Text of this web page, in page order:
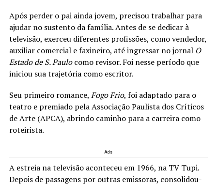
Após perder o pai ainda jovem, precisou trabalhar para
ajudar no sustento da família. Antes de se dedicar à
televisão, exerceu diferentes profissões, como vendedor,
auxiliar comercial e faxineiro, até ingressar no jornal O
Estado de S. Paulocomo revisor. Foi nesse período que
iniciou sua trajetória como escritor.
Seu primeiro romance, Fogo Frio, foi adaptado para o
teatro e premiado pela Associação Paulista dos Críticos
de Arte (APCA), abrindo caminho para a carreira como
roteirista.
Ads
A estreia na televisão aconteceu em 1966, na TV Tupi.
Depois de passagens por outras emissoras, consolidou-